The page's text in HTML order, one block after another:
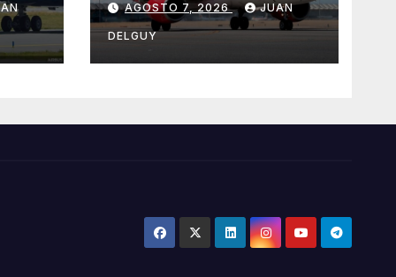
Menorca durante el
invierno
AGOSTO 7, 2026 JUAN
DELGUY